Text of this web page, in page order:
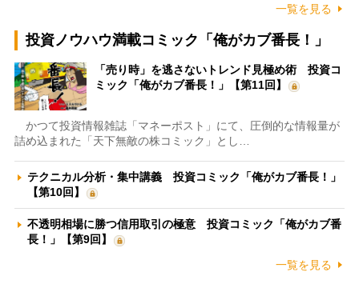
一覧を見る
投資ノウハウ満載コミック「俺がカブ番長！」
「売り時」を逃さないトレンド見極め術 投資コ
ミック「俺がカブ番長！」【第11回】
かつて投資情報雑誌「マネーポスト」にて、圧倒的な情報量が
詰め込まれた「天下無敵の株コミック」とし…
テクニカル分析・集中講義 投資コミック「俺がカブ番長！」
【第10回】
不透明相場に勝つ信用取引の極意 投資コミック「俺がカブ番
長！」【第9回】
一覧を見る